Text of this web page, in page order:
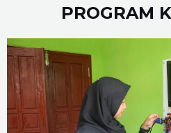
PROGRAM